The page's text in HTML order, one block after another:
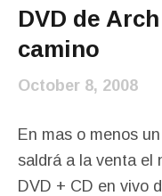
DVD de
camino
October 8, 2008
En mas o menos
saldrá a la venta el
DVD + CD en vivo